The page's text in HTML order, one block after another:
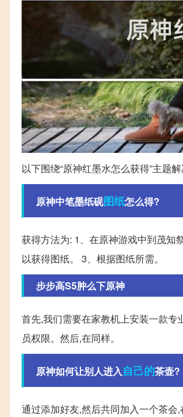
以下围绕“原神红墨水怎么获得”主题
原神中笔墨纸砚图纸怎么得?
获得方法为: 1、在原神游戏中到茂知
以获得图纸。 3、根据图纸所需。
步步高S5肿么下原神
首先,我们需要在家教机上安装一款
员权限。然后,在同样。
原神如何让别人进入自己的茶壶?
通过添加好友,然后共同加入一个茶